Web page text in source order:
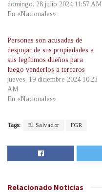
domingo, 28 julio 2024 11:57 AM
En «Nacionales»
Personas son acusadas de
despojar de sus propiedades a
sus legítimos dueños para
luego venderlos a terceros
jueves, 19 diciembre 2024 10:23
AM
En «Nacionales»
Tags: El Salvador FGR
Relacionado Noticias